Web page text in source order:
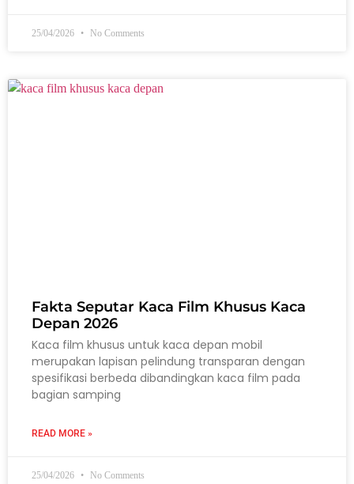
25/04/2026 No Comments
Fakta Seputar Kaca Film Khusus Kaca
Depan 2026
Kaca film khusus untuk kaca depan mobil
merupakan lapisan pelindung transparan dengan
spesifikasi berbeda dibandingkan kaca film pada
bagian samping
READ MORE »
25/04/2026 No Comments